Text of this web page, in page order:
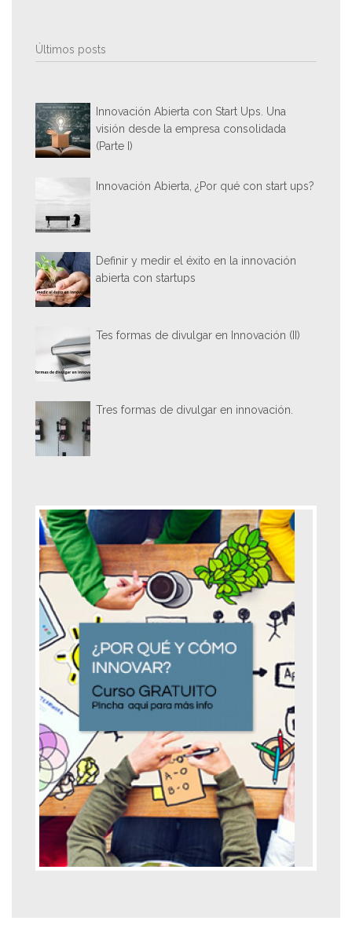
Últimos posts
Innovación Abierta con Start Ups. Una
visión desde la empresa consolidada
(Parte I)
Innovación Abierta, ¿Por qué con start ups?
Definir y medir el éxito en la innovación
abierta con startups
Tes formas de divulgar en Innovación (II)
Tres formas de divulgar en innovación.